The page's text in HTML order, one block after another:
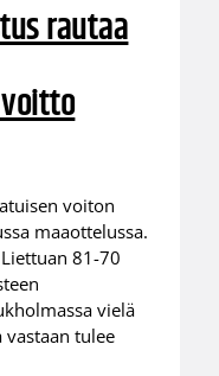
rautaa
voiton
maaottelussa.
81-70
vielä
tulee